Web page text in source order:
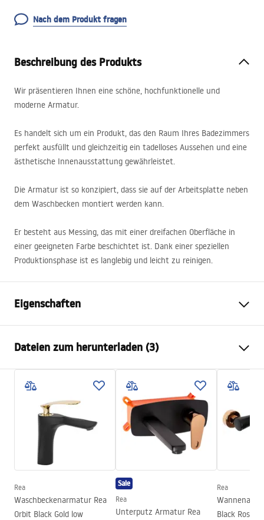
Nach dem Produkt fragen
Beschreibung des Produkts
Wir präsentieren Ihnen eine schöne, hochfunktionelle und
moderne Armatur.
Es handelt sich um ein Produkt, das den Raum Ihres Badezimmers
perfekt ausfüllt und gleichzeitig ein tadelloses Aussehen und eine
ästhetische Innenausstattung gewährleistet.
Die Armatur ist so konzipiert, dass sie auf der Arbeitsplatte neben
dem Waschbecken montiert werden kann.
Er besteht aus Messing, das mit einer dreifachen Oberfläche in
einer geeigneten Farbe beschichtet ist. Dank einer speziellen
Produktionsphase ist es langlebig und leicht zu reinigen.
Eigenschaften
Montageart
Standarmatur
Farbe
Schwarz, Schwarz/Gold
Auslaufart
Feststehend
Material
Messing
Auslauf Reichweite
105mm
mm
Beschichtungstechnologie
Anschuss Durchmesser
Garantie
Dateien zum herunterladen (3)
Garantiebedingungen
Warranty_Terms_and_Conditions_Faucets_-_5.pdf
Montageanleitung
Sicherheitsinformationen
Safety_Information_Faucets.pdf
Rea
Waschbeckenarmatur Rea
Orbit Black Gold low
Sale
Rea
Unterputz Armatur Rea
Rea
Black Rose